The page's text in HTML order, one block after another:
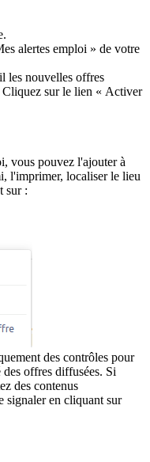
alertes emploi » de votre
les nouvelles offres
Cliquez sur le lien « Activer
vous pouvez l'ajouter à
l'imprimer, localiser le lieu
sur :
des contrôles pour
offres diffusées. Si
des contenus
signaler en cliquant sur